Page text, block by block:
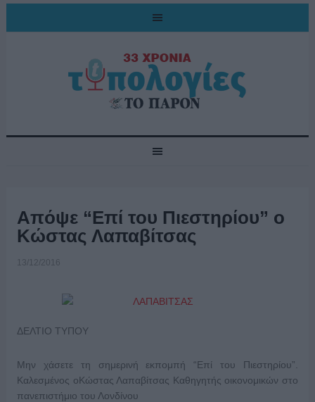
Απόψε “Επί του Πιεστηρίου” ο
Kώστας Λαπαβίτσας
13/12/2016
ΔΕΛΤΙΟ ΤΥΠΟΥ
Μην χάσετε τη σημερινή εκπομπή “Επί του Πιεστηρίου”.
Καλεσμένος οKώστας Λαπαβίτσας Καθηγητής οικονομικών στο
πανεπιστήμιο του Λονδίνου